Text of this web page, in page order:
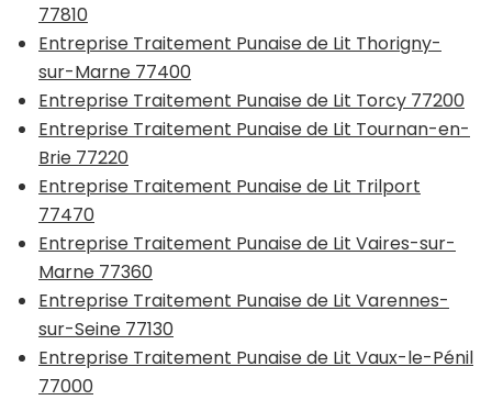
77810
Entreprise Traitement Punaise de Lit Thorigny-
sur-Marne 77400
Entreprise Traitement Punaise de Lit Torcy 77200
Entreprise Traitement Punaise de Lit Tournan-en-
Brie 77220
Entreprise Traitement Punaise de Lit Trilport
77470
Entreprise Traitement Punaise de Lit Vaires-sur-
Marne 77360
Entreprise Traitement Punaise de Lit Varennes-
sur-Seine 77130
Entreprise Traitement Punaise de Lit Vaux-le-Pénil
77000